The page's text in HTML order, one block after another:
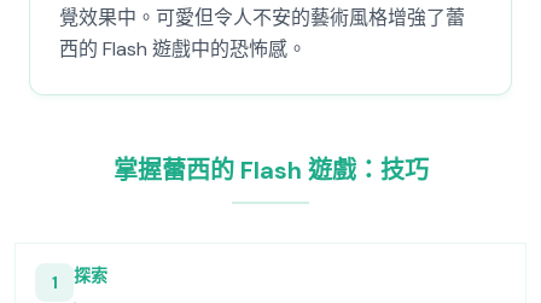
覺效果中。可愛但令人不安的藝術風格增強了蕾
西的 Flash 遊戲中的恐怖感。
掌握蕾西的 Flash 遊戲：技巧
1
探索